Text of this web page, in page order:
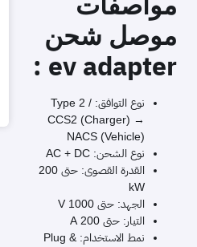
موصل شحن
ev adapter :
نوع التوافق: Type 2 /
CCS2 (Charger) →
NACS (Vehicle)
نوع الشحن: AC + DC
القدرة القصوى: حتى 200
kW
الجهد: حتى 1000 V
التيار: حتى 200 A
نمط الاستخدام: Plug &